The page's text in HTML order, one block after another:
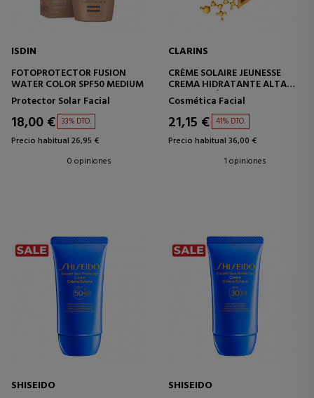
ISDIN
FOTOPROTECTOR FUSION
WATER COLOR SPF50 MEDIUM
Protector Solar Facial
18,00 € 33% DTO.
Precio habitual 26,95 €
0 opiniones
CLARINS
CRÈME SOLAIRE JEUNESSE
CREMA HIDRATANTE ALTA
PROTECCIÓN SPF50+
Cosmética Facial
21,15 € 41% DTO.
Precio habitual 36,00 €
1 opiniones
SHISEIDO
SHISEIDO